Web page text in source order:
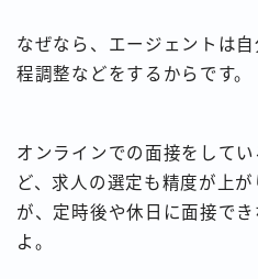
なぜなら、エージェントは
程調整などをするからです。
オンラインでの面接をして
ど、求人の選定も精度が上
が、定時後や休日に面接で
よ。